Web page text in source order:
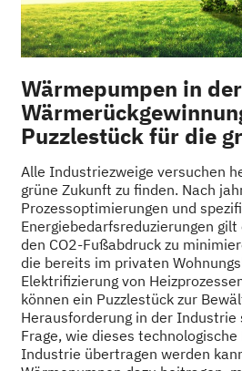
Wärmepumpen in
Puzzlestück für die
Alle Industriezweige versuchen
grüne Zukunft zu finden. Nach
Prozessoptimierungen und
Energiebedarfsreduzierungen
den CO2-Fußabdruck zu
die bereits im privaten
Elektrifizierung von
können ein Puzzlestück zur
Herausforderung in der Industrie
Frage, wie dieses technologische
Industrie übertragen werden